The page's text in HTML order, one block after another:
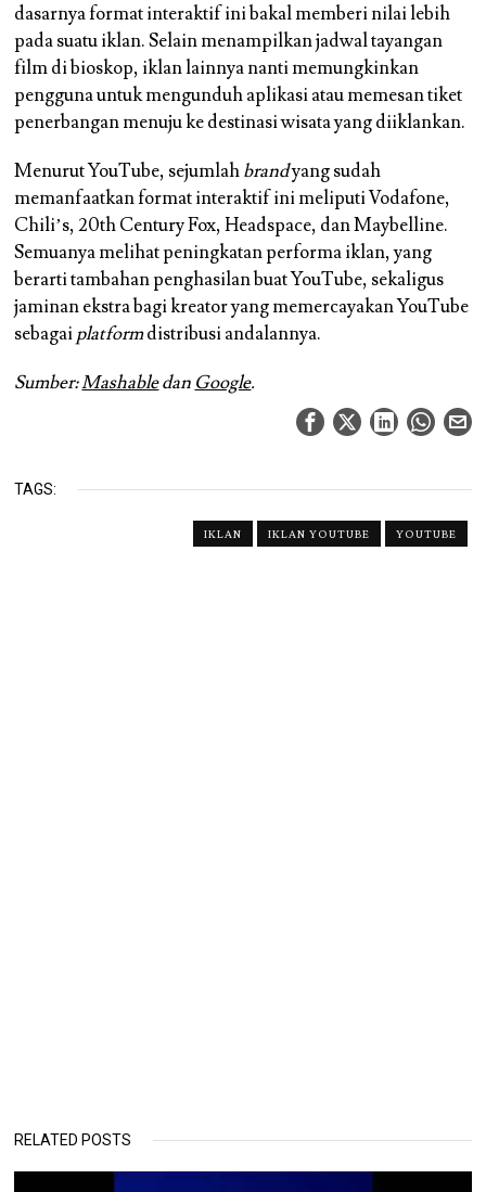
dasarnya format interaktif ini bakal memberi nilai lebih
pada suatu iklan. Selain menampilkan jadwal tayangan
film di bioskop, iklan lainnya nanti memungkinkan
pengguna untuk mengunduh aplikasi atau memesan tiket
penerbangan menuju ke destinasi wisata yang diiklankan.
Menurut YouTube, sejumlahbrandyang sudah
memanfaatkan format interaktif ini meliputi Vodafone,
Chili’s, 20th Century Fox, Headspace, dan Maybelline.
Semuanya melihat peningkatan performa iklan, yang
berarti tambahan penghasilan buat YouTube, sekaligus
jaminan ekstra bagi kreator yang memercayakan YouTube
sebagaiplatformdistribusi andalannya.
Sumber:Mashabledan Google.
TAGS:
IKLAN IKLAN YOUTUBE YOUTUBE
RELATED POSTS